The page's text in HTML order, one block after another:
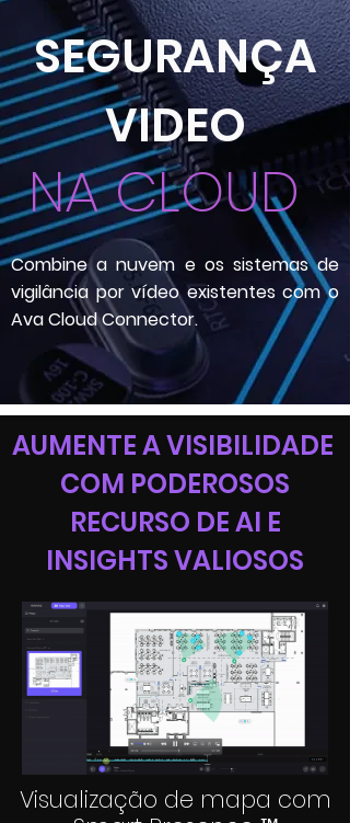
SEGURANÇA
VIDEO
NA CLOUD
Combine a nuvem e os sistemas de
vigilância por vídeo existentes com o
Ava Cloud Connector.
AUMENTE A VISIBILIDADE
COM PODEROSOS
RECURSO DE AI E
INSIGHTS VALIOSOS
Visualização de mapa com